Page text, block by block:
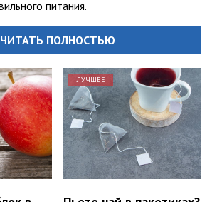
питания.
ЧИТАТЬ ПОЛНОСТЬЮ
ЛУЧШЕЕ